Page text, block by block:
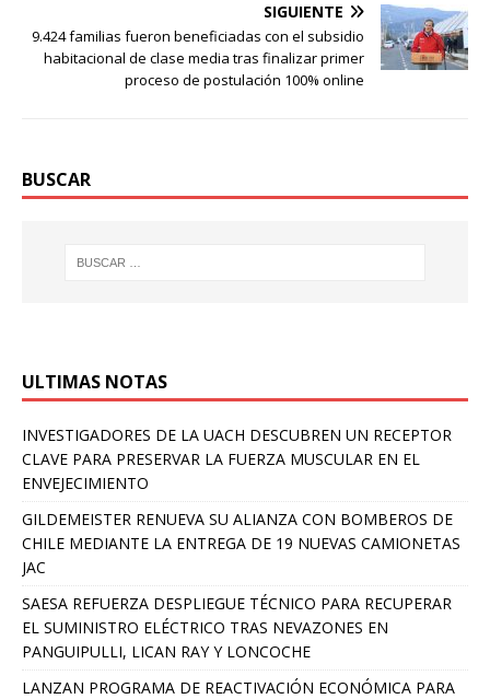
SIGUIENTE
9.424 familias fueron beneficiadas con el subsidio
habitacional de clase media tras finalizar primer
proceso de postulación 100% online
BUSCAR
ULTIMAS NOTAS
INVESTIGADORES DE LA UACH DESCUBREN UN RECEPTOR
CLAVE PARA PRESERVAR LA FUERZA MUSCULAR EN EL
ENVEJECIMIENTO
GILDEMEISTER RENUEVA SU ALIANZA CON BOMBEROS DE
CHILE MEDIANTE LA ENTREGA DE 19 NUEVAS CAMIONETAS
JAC
SAESA REFUERZA DESPLIEGUE TÉCNICO PARA RECUPERAR
EL SUMINISTRO ELÉCTRICO TRAS NEVAZONES EN
PANGUIPULLI, LICAN RAY Y LONCOCHE
LANZAN PROGRAMA DE REACTIVACIÓN ECONÓMICA PARA